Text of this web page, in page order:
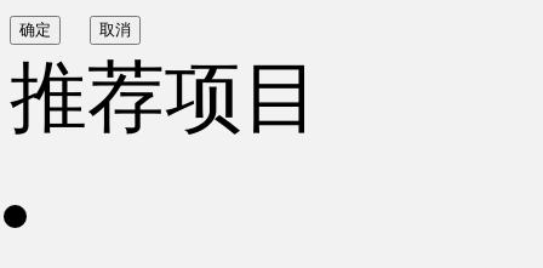
确定 取消
推荐项目